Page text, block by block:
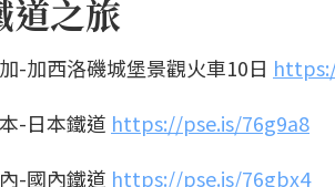
道之旅
-加西洛磯城堡景觀火車10日
-日本鐵道 https://pse.is/76g9a8
-國內鐵道 https://pse.is/76gbx4